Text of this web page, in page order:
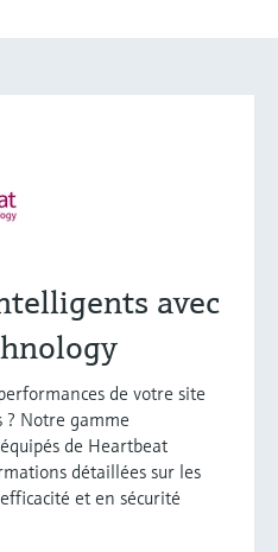
avec
de votre site
? Notre gamme
de Heartbeat
détaillées sur les
et en sécurité